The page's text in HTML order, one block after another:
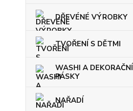
DŘEVÉNÉ VÝROBKY
TVOŘENÍ S DĚTMI
WASHI A DEKORAČNÍ
PÁSKY
NAŘADÍ